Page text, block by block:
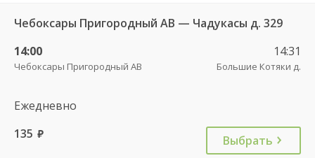
Чебоксары Пригородный АВ — Чадукасы д. 329
14:00
Чебоксары Пригородный АВ
14:31
Большие Котяки д.
Ежедневно
135 руб. Выбрать